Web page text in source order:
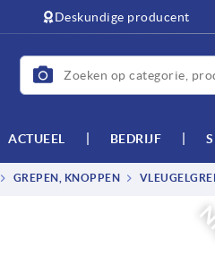
Deskundige producent
ACTUEEL BEDRIJF
GREPEN, KNOPPEN